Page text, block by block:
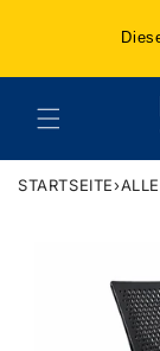
STARTSEITE›